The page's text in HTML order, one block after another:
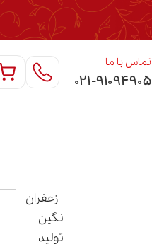
تماس با ما
۰۲۱-۹۱۰۹۴۹۰۵
زعفران
نگین
تولید